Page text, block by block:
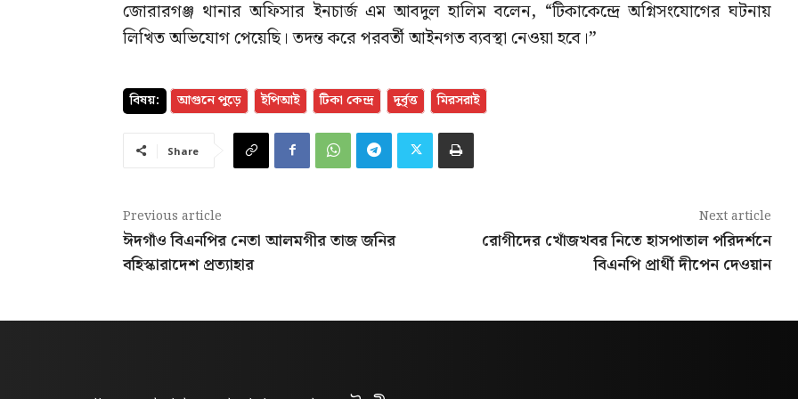
জোরারগঞ্জ থানার অফিসার ইনচার্জ এম আবদুল হালিম বলেন, “টিকাকেন্দ্রে অগ্নিসংযোগের ঘটনায়
লিখিত অভিযোগ পেয়েছি। তদন্ত করে পরবর্তী আইনগত ব্যবস্থা নেওয়া হবে।”
বিষয়: আগুনে পুড়ে ইপিআই টিকা কেন্দ্র দুর্বৃত্ত মিরসরাই
Share
Previous article
ঈদগাঁও বিএনপির নেতা আলমগীর তাজ জনির
বহিস্কারাদেশ প্রত্যাহার
Next article
রোগীদের খোঁজখবর নিতে হাসপাতাল পরিদর্শনে
বিএনপি প্রার্থী দীপেন দেওয়ান